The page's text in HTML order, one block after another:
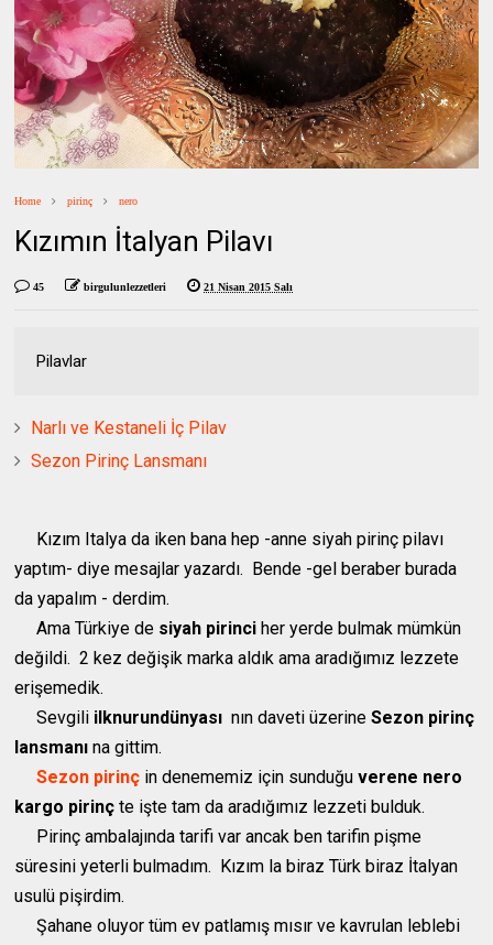
Home pirinç nero
Kızımın İtalyan Pilavı
45 birgulunlezzetleri 21 Nisan 2015 Salı
Pilavlar
Narlı ve Kestaneli İç Pilav
Sezon Pirinç Lansmanı
Kızım Italya da iken bana hep -anne siyah pirinç pilavı
yaptım- diye mesajlar yazardı. Bende -gel beraber burada
da yapalım - derdim.
Ama Türkiye de siyah pirinci her yerde bulmak mümkün
değildi. 2 kez değişik marka aldık ama aradığımız lezzete
erişemedik.
Sevgili ilknurundünyası nın daveti üzerineSezon pirinç
lansmanı na gittim.
Sezon pirinç in denememiz için sunduğuverene nero
kargo pirinçte işte tam da aradığımız lezzeti bulduk.
Pirinç ambalajında tarifi var ancak ben tarifin pişme
süresini yeterli bulmadım. Kızım la biraz Türk biraz İtalyan
usulü pişirdim.
Şahane oluyor tüm ev patlamış mısır ve kavrulan leblebi